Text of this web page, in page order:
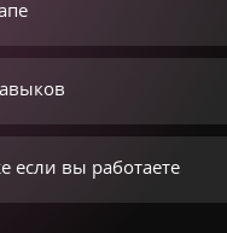
если вы работаете